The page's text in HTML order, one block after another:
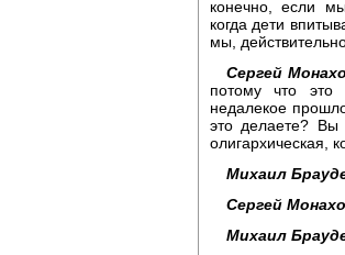
конечно, если
когда дети
мы,
Сергей
потому что
недалекое
это делаете? Вы
олигархическая,
Михаил
Сергей
Михаил